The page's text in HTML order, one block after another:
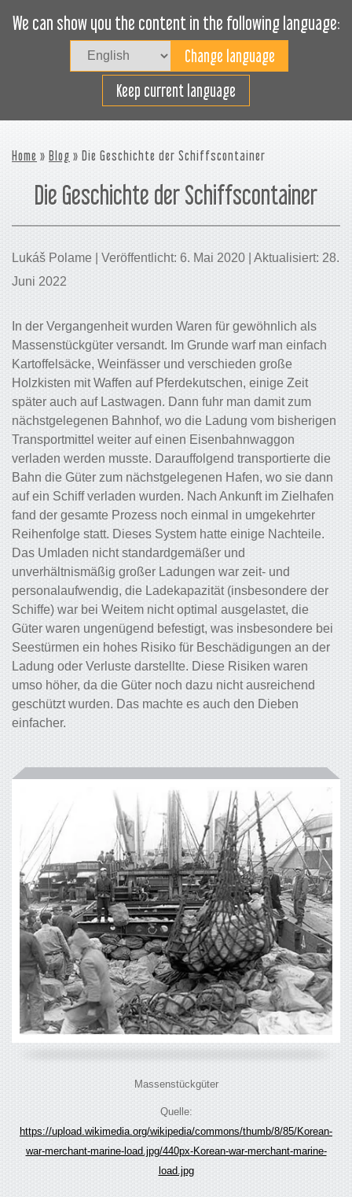
We can show you the content in the following language:
Keep current language
Effizientes Laden
Home » Blog » Die Geschichte der Schiffscontainer
Die Geschichte der Schiffscontainer
Lukáš Polame | Veröffentlicht: 6. Mai 2020 | Aktualisiert: 28.
Juni 2022
In der Vergangenheit wurden Waren für gewöhnlich als
Massenstückgüter versandt. Im Grunde warf man einfach
Kartoffelsäcke, Weinfässer und verschieden große
Holzkisten mit Waffen auf Pferdekutschen, einige Zeit
später auch auf Lastwagen. Dann fuhr man damit zum
nächstgelegenen Bahnhof, wo die Ladung vom bisherigen
Transportmittel weiter auf einen Eisenbahnwaggon
verladen werden musste. Darauffolgend transportierte die
Bahn die Güter zum nächstgelegenen Hafen, wo sie dann
auf ein Schiff verladen wurden. Nach Ankunft im Zielhafen
fand der gesamte Prozess noch einmal in umgekehrter
Reihenfolge statt. Dieses System hatte einige Nachteile.
Das Umladen nicht standardgemäßer und
unverhältnismäßig großer Ladungen war zeit- und
personalaufwendig, die Ladekapazität (insbesondere der
Schiffe) war bei Weitem nicht optimal ausgelastet, die
Güter waren ungenügend befestigt, was insbesondere bei
Seestürmen ein hohes Risiko für Beschädigungen an der
Ladung oder Verluste darstellte. Diese Risiken waren
umso höher, da die Güter noch dazu nicht ausreichend
geschützt wurden. Das machte es auch den Dieben
einfacher.
Massenstückgüter
Quelle:
https://upload.wikimedia.org/wikipedia/commons/thumb/8/85/Korean-
war-merchant-marine-load.jpg/440px-Korean-war-merchant-marine-
load.jpg